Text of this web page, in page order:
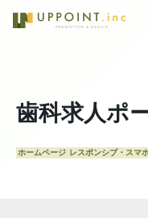
歯科求人ポ
ホームページ レスポンシブ・スマ